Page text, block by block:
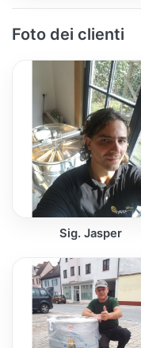
Foto dei clienti
Sig. Jasper